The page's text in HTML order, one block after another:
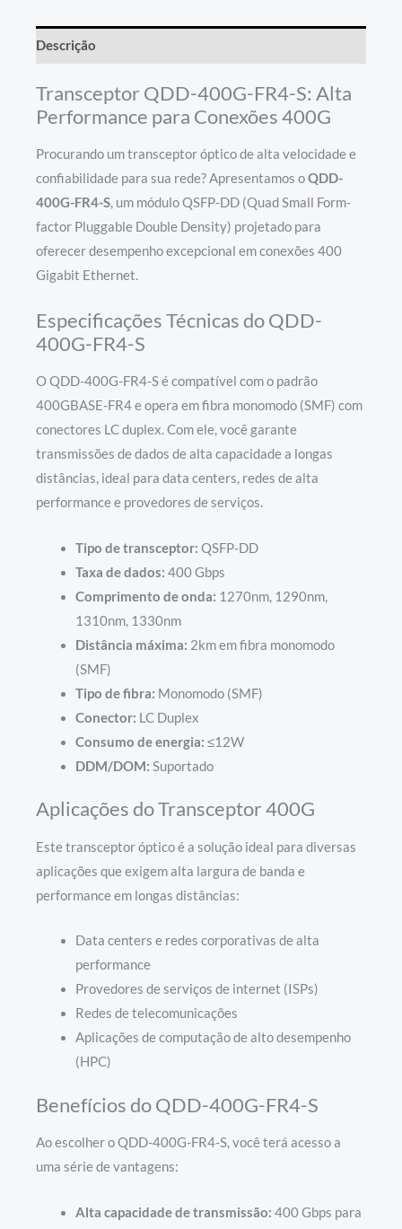
Descrição
Transceptor QDD-400G-FR4-S: Alta
Performance para Conexões 400G
Procurando um transceptor óptico de alta velocidade e
confiabilidade para sua rede? Apresentamos oQDD-
400G-FR4-S, um módulo QSFP-DD (Quad Small Form-
factor Pluggable Double Density) projetado para
oferecer desempenho excepcional em conexões 400
Gigabit Ethernet.
Especificações Técnicas do QDD-
400G-FR4-S
O QDD-400G-FR4-S é compatível com o padrão
400GBASE-FR4 e opera em fibra monomodo (SMF) com
conectores LC duplex. Com ele, você garante
transmissões de dados de alta capacidade a longas
distâncias, ideal para data centers, redes de alta
performance e provedores de serviços.
Tipo de transceptor: QSFP-DD
Taxa de dados: 400 Gbps
Comprimento de onda: 1270nm, 1290nm,
1310nm, 1330nm
Distância máxima: 2km em fibra monomodo
(SMF)
Tipo de fibra: Monomodo (SMF)
Conector: LC Duplex
Consumo de energia: ≤12W
DDM/DOM: Suportado
Aplicações do Transceptor 400G
Este transceptor óptico é a solução ideal para diversas
aplicações que exigem alta largura de banda e
performance em longas distâncias:
Data centers e redes corporativas de alta
performance
Provedores de serviços de internet (ISPs)
Redes de telecomunicações
Aplicações de computação de alto desempenho
(HPC)
Benefícios do QDD-400G-FR4-S
Ao escolher o QDD-400G-FR4-S, você terá acesso a
uma série de vantagens:
Alta capacidade de transmissão: 400 Gbps para